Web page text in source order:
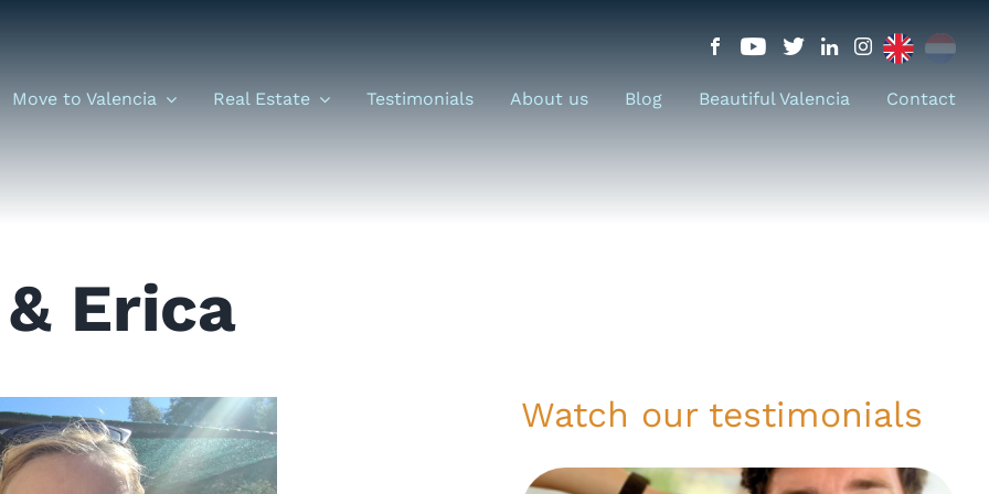
Move to Valencia Real Estate Testimonials About us Blog Beautiful Valencia Contact
Erica
Watch our testimonials